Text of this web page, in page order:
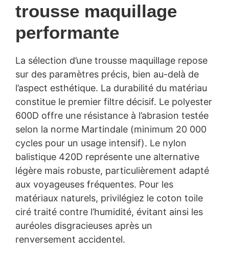
trousse maquillage
performante
La sélection d’une trousse maquillage repose
sur des paramètres précis, bien au-delà de
l’aspect esthétique. La durabilité du matériau
constitue le premier filtre décisif. Le polyester
600D offre une résistance à l’abrasion testée
selon la norme Martindale (minimum 20 000
cycles pour un usage intensif). Le nylon
balistique 420D représente une alternative
légère mais robuste, particulièrement adapté
aux voyageuses fréquentes. Pour les
matériaux naturels, privilégiez le coton toile
ciré traité contre l’humidité, évitant ainsi les
auréoles disgracieuses après un
renversement accidentel.